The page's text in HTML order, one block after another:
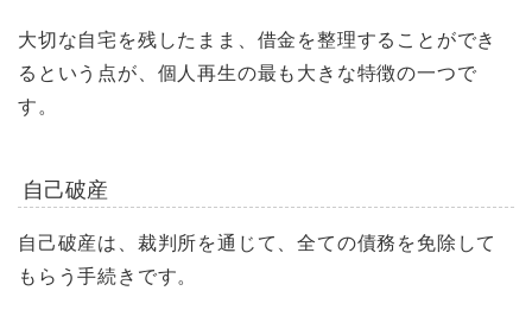
大切な自宅を残したまま、借金を整理することができ
るという点が、個人再生の最も大きな特徴の一つで
す。
自己破産
自己破産は、裁判所を通じて、全ての債務を免除して
もらう手続きです。